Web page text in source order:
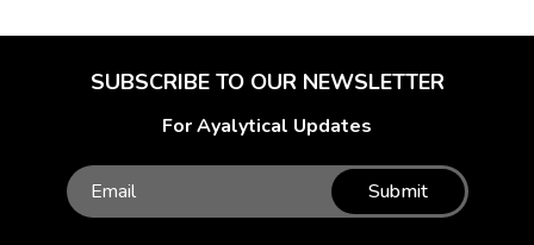
SUBSCRIBE TO OUR NEWSLETTER
For Ayalytical Updates
Submit